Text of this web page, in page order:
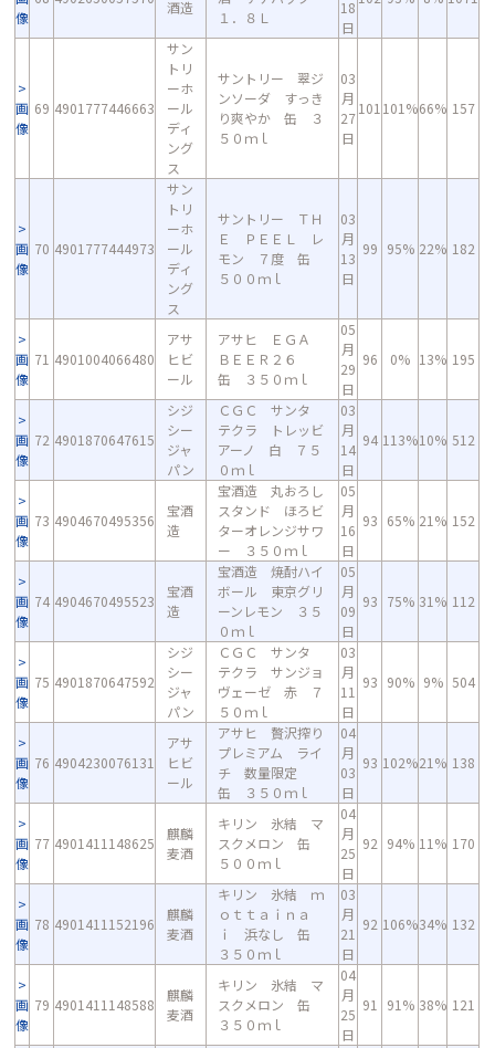
像
酒造
１．８Ｌ
18
日
画
像
69 4901777446663
サン
トリ
ーホ
ール
ディ
ング
ス
サントリー 翠ジ
ンソーダ すっき
り爽やか 缶 ３
５０ｍｌ
03
月
27
日
101 101%66% 157
画
像
70 4901777444973
サン
トリ
ーホ
ール
ディ
ング
ス
サントリー ＴＨ
Ｅ ＰＥＥＬ レ
モン ７度 缶
５００ｍｌ
03
月
13
日
99 95% 22% 182
画
像
71 4901004066480
アサ
ヒビ
ール
アサヒ ＥＧＡ
ＢＥＥＲ２６
缶 ３５０ｍｌ
05
月
29
日
96 0% 13% 195
画
像
72 4901870647615
シジ
シー
ジャ
パン
ＣＧＣ サンタ
テクラ トレッビ
アーノ 白 ７５
０ｍｌ
03
月
14
日
94 113%10% 512
画
像
73 4904670495356
宝酒
造
宝酒造 丸おろし
スタンド ほろビ
ターオレンジサワ
ー ３５０ｍｌ
05
月
16
日
93 65% 21% 152
画
像
74 4904670495523
宝酒
造
宝酒造 焼酎ハイ
ボール 東京グリ
ーンレモン ３５
０ｍｌ
05
月
09
日
93 75% 31% 112
画
像
75 4901870647592
シジ
シー
ジャ
パン
ＣＧＣ サンタ
テクラ サンジョ
ヴェーゼ 赤 ７
５０ｍｌ
03
月
11
日
93 90% 9% 504
画
像
76 4904230076131
アサ
ヒビ
ール
アサヒ 贅沢搾り
プレミアム ライ
チ 数量限定
缶 ３５０ｍｌ
04
月
03
日
93 102%21% 138
画
像
77 4901411148625
麒麟
麦酒
キリン 氷結 マ
スクメロン 缶
５００ｍｌ
04
月
25
日
92 94% 11% 170
画
像
78 4901411152196
麒麟
麦酒
キリン 氷結 ｍ
ｏｔｔａｉｎａ
ｉ 浜なし 缶
３５０ｍｌ
03
月
21
日
92 106%34% 132
画
像
79 4901411148588
麒麟
麦酒
キリン 氷結 マ
スクメロン 缶
３５０ｍｌ
04
月
25
日
91 91% 38% 121